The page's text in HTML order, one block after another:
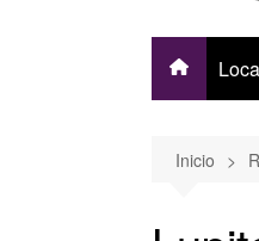
Inicio